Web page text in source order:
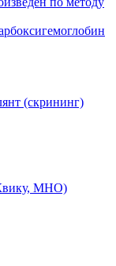
(скрининг)
МНО)